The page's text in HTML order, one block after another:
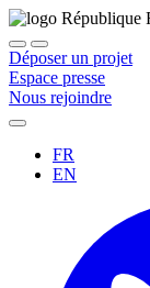
Déposer un projet
Espace presse
Nous rejoindre
FR
EN